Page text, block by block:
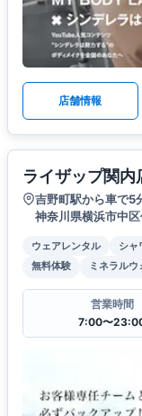
店舗情報
ライザップ関内
吉野町駅から車で5
神奈川県横浜市中
ウェアレンタル シャ
無料体験
ミネラルウ
営業時間
7:00〜